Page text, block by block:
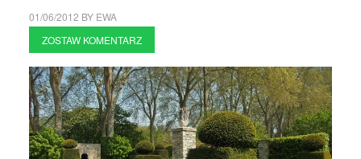
01/06/2012 BY EWA
ZOSTAW KOMENTARZ